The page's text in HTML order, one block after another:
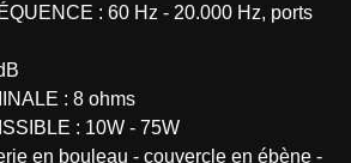
: 60 Hz - 20.000 Hz, ports
: 8 ohms
: 10W - 75W
en bouleau - couvercle en ébène -